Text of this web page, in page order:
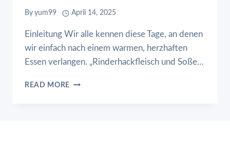
By yum99 April 14, 2025
Einleitung Wir alle kennen diese Tage, an denen
wir einfach nach einem warmen, herzhaften
Essen verlangen. „Rinderhackfleisch und Soße…
READ MORE RINDERHACKFLEISCH